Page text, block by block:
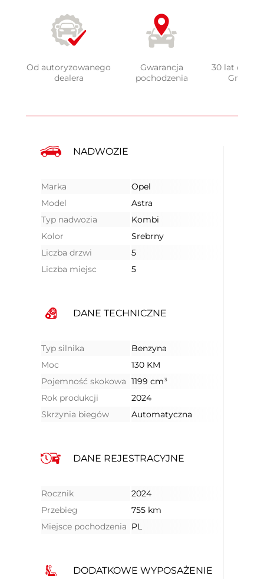
Od autoryzowanego
dealera
Gwarancja
pochodzenia
30 lat
Grupy
NADWOZIE
Marka
Opel
Model
Astra
Typ nadwozia
Kombi
Kolor
Srebrny
Liczba drzwi
5
Liczba miejsc
5
DANE TECHNICZNE
Typ silnika
Benzyna
Moc
130 KM
Pojemność skokowa 1199 cm³
Rok produkcji
2024
Skrzynia biegów
Automatyczna
DANE REJESTRACYJNE
Rocznik
2024
Przebieg
755 km
Miejsce pochodzenia PL
DODATKOWE WYPOSAŻENIE